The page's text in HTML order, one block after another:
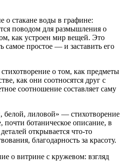
о стакане воды в графине:
поводом для размышления о
как устроен мир вещей. Это
самое простое — и заставить его
о том, как предметы
как они соотносятся друг с
соотношение составляет саму
лиловой» — стихотворение
почти ботаническое описание, в
открывается что-то
благодарность за красоту.
о витрине с кружевом: взгляд